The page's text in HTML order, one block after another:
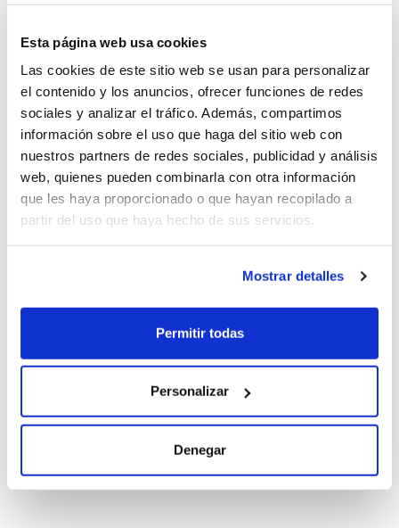
Esta página web usa cookies
Las cookies de este sitio web se usan para personalizar
el contenido y los anuncios, ofrecer funciones de redes
sociales y analizar el tráfico. Además, compartimos
información sobre el uso que haga del sitio web con
nuestros partners de redes sociales, publicidad y análisis
web, quienes pueden combinarla con otra información
que les haya proporcionado o que hayan recopilado a
partir del uso que haya hecho de sus servicios.
Mostrar detalles
Permitir todas
Personalizar
Denegar
En pocas palabras, es fundamental
renting que ofrezca contratos flexibles y adaptados a las
necesidades específicas de tu empresa. Para ello, estamos
nosotros. Rentiner es una solución estratégica y
responsable para las empresas modernas que buscan
optimizar costos, mejorar la eficiencia operativa y cumplir
con sus objetivos
. Al optar por esta opción, no solo estás
modernizando tu flota, sino que también estás posicionando
colaboración efectiva, tu gestión de flotas puede conducir a
una transformación significativa en la gestión de tus recursos
¿Quieres iniciar ahora?
Solicita tu rentingoagenda una llamaday obtenga acceso a
una amplia gama de vehículos y beneficios.